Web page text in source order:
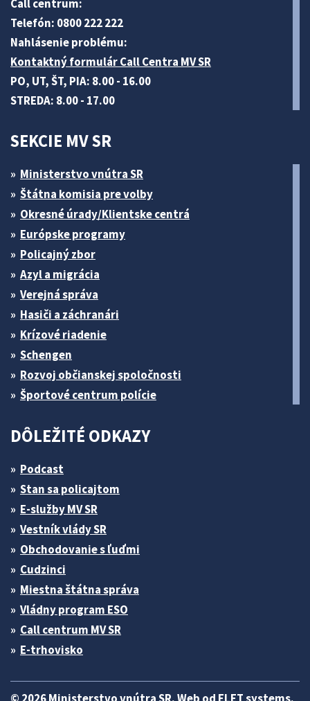
Call centrum:
Telefón: 0800 222 222
Nahlásenie problému:
Kontaktný formulár Call Centra MV SR
PO, UT, ŠT, PIA: 8.00 - 16.00
STREDA: 8.00 - 17.00
SEKCIE MV SR
Ministerstvo vnútra SR
Štátna komisia pre volby
Okresné úrady/Klientske centrá
Európske programy
Policajný zbor
Azyl a migrácia
Verejná správa
Hasiči a záchranári
Krízové riadenie
Schengen
Rozvoj občianskej spoločnosti
Športové centrum polície
DÔLEŽITÉ ODKAZY
Podcast
Stan sa policajtom
E-služby MV SR
Vestník vlády SR
Obchodovanie s ľuďmi
Cudzinci
Miestna štátna správa
Vládny program ESO
Call centrum MV SR
E-trhovisko